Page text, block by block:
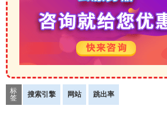
标
签
搜索引擎 网站 跳出率